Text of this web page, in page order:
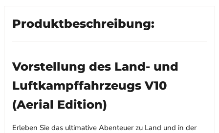
Produktbeschreibung:
Vorstellung des Land- und
Luftkampffahrzeugs V10
(Aerial Edition)
Erleben Sie das ultimative Abenteuer zu Land und in der